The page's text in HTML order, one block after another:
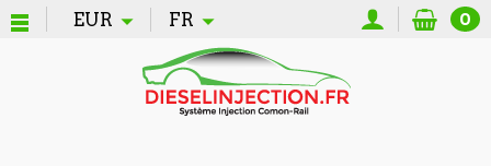
EUR FR 0